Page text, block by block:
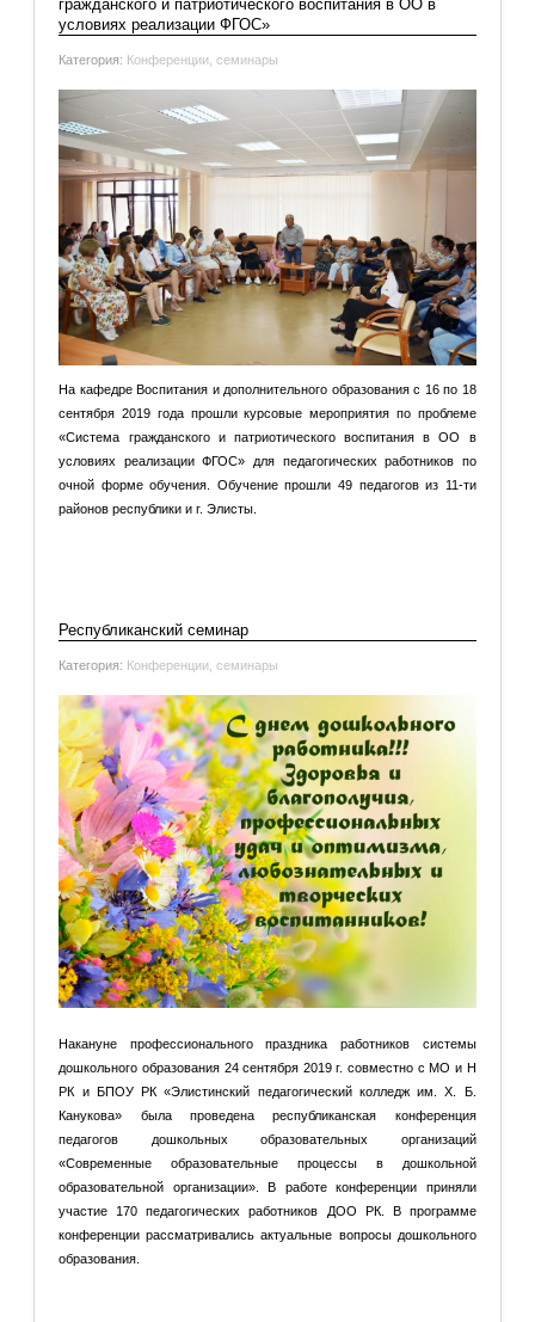
гражданского и патриотического воспитания в ОО в
условиях реализации ФГОС»
Категория: Конференции, семинары
На кафедре Воспитания и дополнительного образования с 16 по 18
сентября 2019 года прошли курсовые мероприятия по проблеме
«Система гражданского и патриотического воспитания в ОО в
условиях реализации ФГОС» для педагогических работников по
очной форме обучения. Обучение прошли 49 педагогов из 11-ти
районов республики и г. Элисты.
Республиканский семинар
Категория: Конференции, семинары
Накануне профессионального праздника работников системы
дошкольного образования 24 сентября 2019 г. совместно с МО и Н
РК и БПОУ РК «Элистинский педагогический колледж им. Х. Б.
Канукова» была проведена республиканская конференция
педагогов дошкольных образовательных организаций
«Современные образовательные процессы в дошкольной
образовательной организации». В работе конференции приняли
участие 170 педагогических работников ДОО РК. В программе
конференции рассматривались актуальные вопросы дошкольного
образования.